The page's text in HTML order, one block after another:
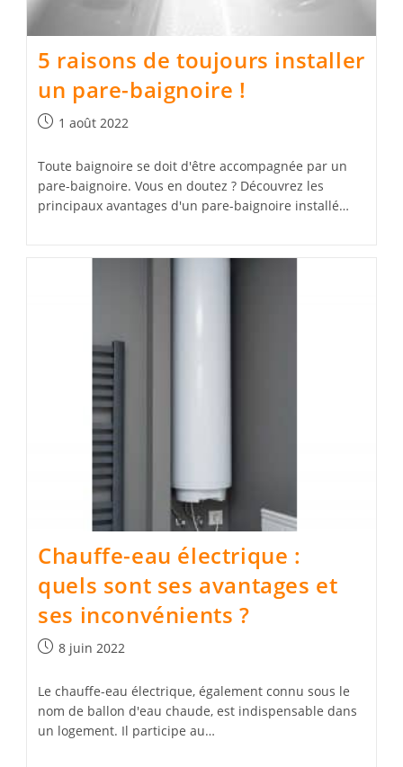
5 raisons de toujours installer
un pare-baignoire !
Publication
1 août 2022
Toute baignoire se doit d'être accompagnée par un
pare-baignoire. Vous en doutez ? Découvrez les
principaux avantages d'un pare-baignoire installé…
Chauffe-eau électrique :
quels sont ses avantages et
ses inconvénients ?
Publication
8 juin 2022
Le chauffe-eau électrique, également connu sous le
nom de ballon d'eau chaude, est indispensable dans
un logement. Il participe au…